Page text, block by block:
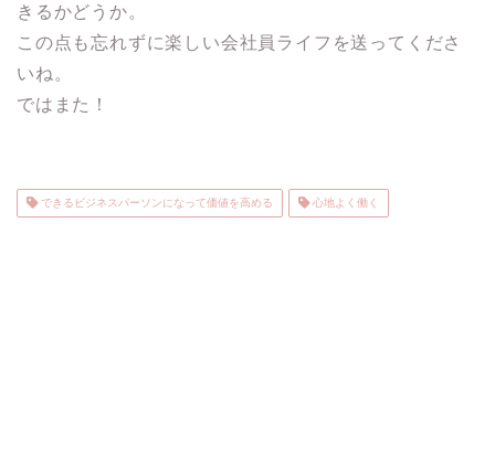
きるかどうか。
この点も忘れずに楽しい会社員ライフを送ってくださ
いね。
ではまた！
できるビジネスパーソンになって価値を高める 心地よく働く